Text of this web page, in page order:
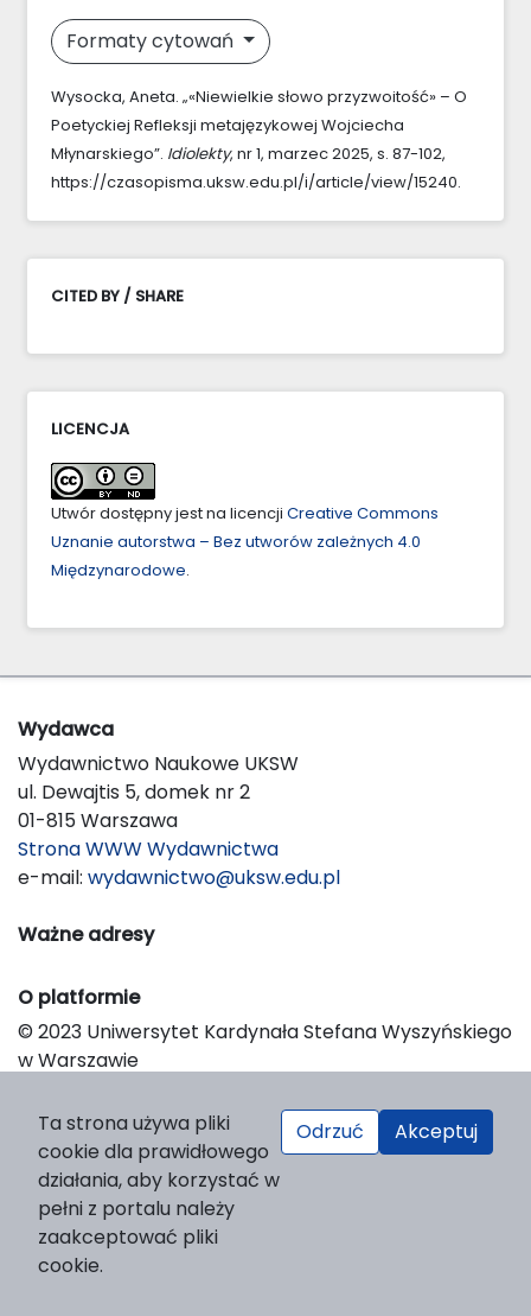
Formaty cytowań
Wysocka, Aneta. „«Niewielkie słowo przyzwoitość» – O
Poetyckiej Refleksji metajęzykowej Wojciecha
Młynarskiego”. Idiolekty, nr 1, marzec 2025, s. 87-102,
https://czasopisma.uksw.edu.pl/i/article/view/15240.
CITED BY / SHARE
LICENCJA
Utwór dostępny jest na licencji Creative Commons
Uznanie autorstwa – Bez utworów zależnych 4.0
Międzynarodowe.
Wydawca
Wydawnictwo Naukowe UKSW
ul. Dewajtis 5, domek nr 2
01-815 Warszawa
Strona WWW Wydawnictwa
e-mail: wydawnictwo@uksw.edu.pl
Ważne adresy
O platformie
© 2023 Uniwersytet Kardynała Stefana Wyszyńskiego
w Warszawie
Platform & Workflow by OJS/PKP
Ta strona używa pliki
cookie dla prawidłowego
działania, aby korzystać w
pełni z portalu należy
zaakceptować pliki
cookie.
Odrzuć Akceptuj